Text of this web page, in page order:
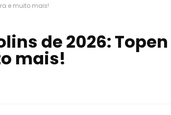
e muito mais!
de 2026: Topen
mais!